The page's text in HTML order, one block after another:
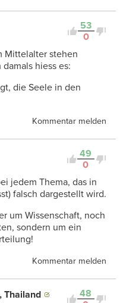
53
0
Mittelalter stehen
hiess es:
die Seele in den
Kommentar melden
49
0
jedem Thema, das in
falsch dargestellt wird.
um Wissenschaft, noch
sondern um ein
Kommentar melden
48
Thailand